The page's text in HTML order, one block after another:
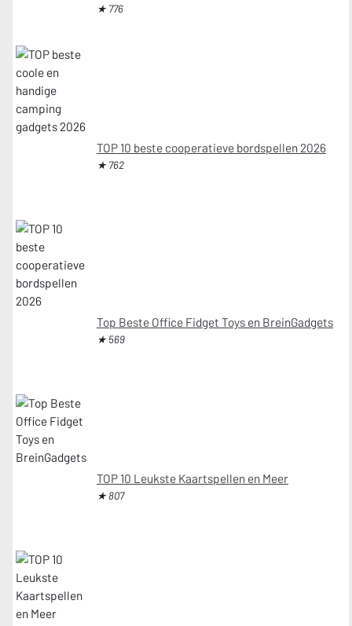
★ 776
TOP 10 beste cooperatieve bordspellen 2026
★ 762
Top Beste Office Fidget Toys en BreinGadgets
★ 569
TOP 10 Leukste Kaartspellen en Meer
★ 807